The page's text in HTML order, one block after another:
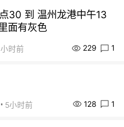
30 到 温州龙港中午13
面有灰色
时前 229 1
5小时前 128 1